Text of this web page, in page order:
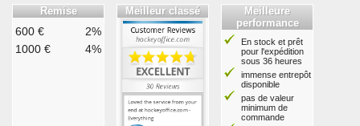
Remise
600 €
2%
1000 €
4%
Meilleur classé
Meilleure
performance
En stock et prêt
pour l'expédition
sous 36 heures
immense entrepôt
disponible
pas de valeur
minimum de
commande